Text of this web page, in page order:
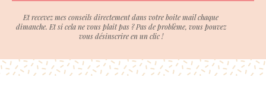
Et recevez mes conseils directement dans votre boite mail chaque
dimanche. Et si cela ne vous plait pas ? Pas de problème, vous pouvez
vous désinscrire en un clic !